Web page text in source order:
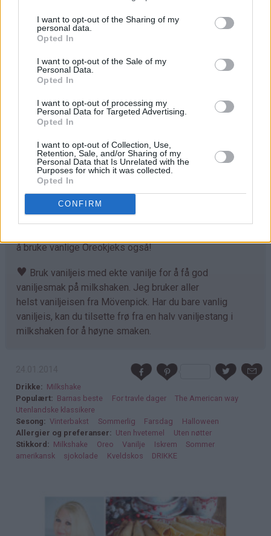
I want to opt-out of the Sharing of my
personal data.
Opted In
I want to opt-out of the Sale of my
Personal Data.
Opted In
I want to opt-out of processing my
Personal Data for Targeted Advertising.
Opted In
I want to opt-out of Collection, Use,
Retention, Sale, and/or Sharing of my
Personal Data that Is Unrelated with the
Purposes for which it was collected.
Opted In
CONFIRM
Det er heller ikke så nøye hvor mange Oreokjeks du
som du ser på bildet. Bruker du flere kjeks, får du en
mørkere milkshake med sterkere sjokoladesmak. Smak
får du med 12 Oreokjeks. Det har jeg testet ut, se "Oreo
Chocolate Milkshake" her på Det søte liv.
Jeg har her brukt Oreokjeks med ekstra mye
vaniljefyll i midten. Jeg har kjøpt disse kjeksene i Spania
og de finnes i de fleste matbutikkene i USA, men jeg har
foreløpig ikke sett denne varianten av Oreokjeks i
Norge. Kjeksene er som vanlige Oreokjeks, men med
dobbelt så mye fyll, som passer bra til denne lyse
å bruke vanlige Oreokjeks også!
♥ Bruk vaniljeis med ekte vanilje for å få god
vaniljesmak på milkshaken. Jeg bruker aller
helst vaniljeisen fra Mövenpick. Har du bare vanlig
vaniljeis, kan du tilsette frø fra en halv vaniljestang i
milkshaken for å høyne smaken.
Drikke
Milkshake
Populært
Barnas beste For travle dager
The American way
Utenlandske klassikere
Sesong
Vinterbakst Sommerlig Farsdag
Halloween
Allergier og preferanser
Uten hvetemel
Uten nøtter
Stikkord
Milkshake Oreo Vanilje Iskrem
Sommer
amerikansk
sjokolade Kveldskos DRIKKE